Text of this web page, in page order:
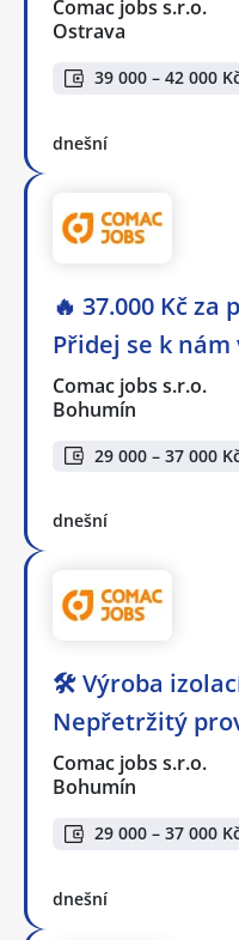
Comac jobs s.r.o.
Ostrava
39 000 – 42 000
dnešní
🔥 37.000 Kč
Přidej se k
Comac jobs s.r.o.
Bohumín
29 000 – 37 000
dnešní
🛠️ Výroba
Nepřetržitý
Comac jobs s.r.o.
Bohumín
29 000 – 37 000
dnešní